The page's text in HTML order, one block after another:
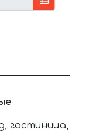
гостиница,